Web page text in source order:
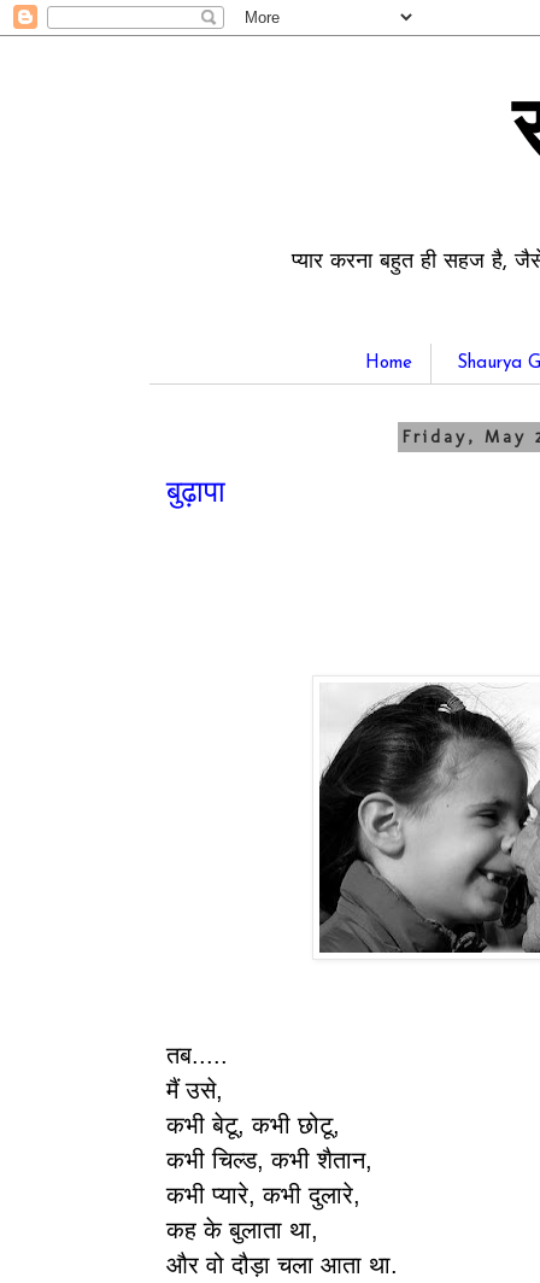
प्यार करना बहुत ही सहज है,
Home Shaurya
Friday, May
बुढ़ापा
तब.....
मैं उसे,
कभी बेटू, कभी छोटू,
कभी चिल्ड, कभी शैतान,
कभी प्यारे, कभी दुलारे,
कह के बुलाता था,
और वो दौड़ा चला आता था.